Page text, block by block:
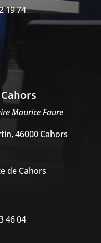
19 74
Maurice Faure
46000 Cahors
de Cahors
46 04